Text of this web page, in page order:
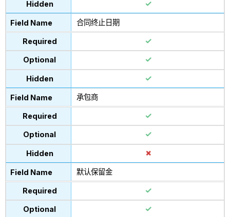
合同终止日期
承包商
默认保留金